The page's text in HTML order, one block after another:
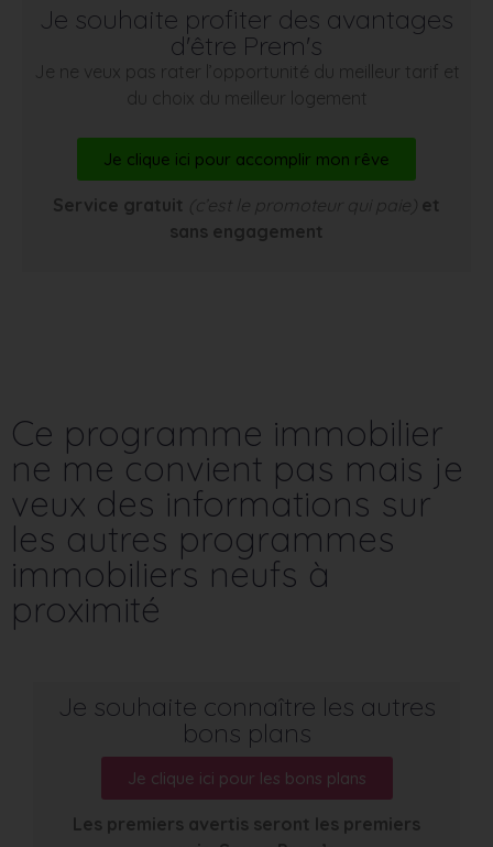
Je souhaite profiter des avantages
d'être Prem's
Je ne veux pas rater l’opportunité du meilleur tarif et
du choix du meilleur logement
Je clique ici pour accomplir mon rêve
Service gratuit (c’est le promoteur qui paie) et
sans engagement
Ce programme immobilier
ne me convient pas mais je
veux des informations sur
les autres programmes
immobiliers neufs à
proximité
Je souhaite connaître les autres
bons plans
Je clique ici pour les bons plans
Les premiers avertis seront les premiers